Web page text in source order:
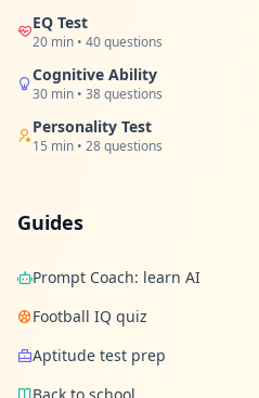
EQ Test
20 min • 40 questions
Cognitive Ability
30 min • 38 questions
Personality Test
15 min • 28 questions
Guides
Prompt Coach: learn AI
Football IQ quiz
Aptitude test prep